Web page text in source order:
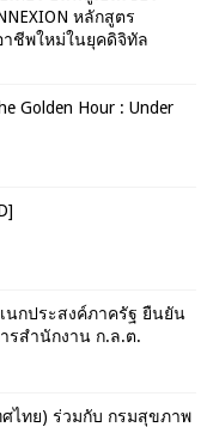
หลักสูตร
ชีพใหม่ในยุคดิจิทัล
Golden Hour : Under
นกประสงค์ภาครัฐ ยืนยัน
รสำนักงาน ก.ล.ต.
ไทย) ร่วมกับ กรมสุขภาพ